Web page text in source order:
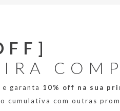
garanta 10% off na sua
cumulativa com outras